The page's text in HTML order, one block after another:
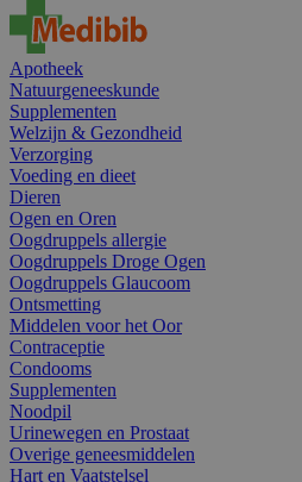
Apotheek
Natuurgeneeskunde
Supplementen
Welzijn & Gezondheid
Verzorging
Voeding en dieet
Dieren
Ogen en Oren
Oogdruppels allergie
Oogdruppels Droge Ogen
Oogdruppels Glaucoom
Ontsmetting
Middelen voor het Oor
Contraceptie
Condooms
Supplementen
Noodpil
Urinewegen en Prostaat
Overige geneesmiddelen
Hart en Vaatstelsel